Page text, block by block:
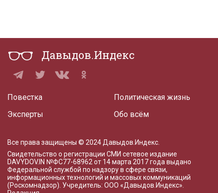
Давыдов.Индекс
Повестка
Эксперты
Политическая жизнь
Обо всём
Все права защищены © 2024 Давыдов.Индекс.
Свидетельство о регистрации СМИ сетевое издание
DAVYDOV.IN №ФС77-68962 от 14 марта 2017 года выдано
Федеральной службой по надзору в сфере связи,
информационных технологий и массовых коммуникаций
(Роскомнадзор). Учредитель: ООО «Давыдов.Индекс».